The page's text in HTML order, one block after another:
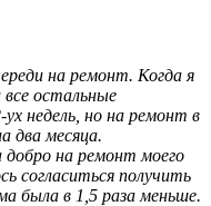
на ремонт. Когда я
все остальные
недель, но на ремонт в
два месяца.
на ремонт моего
согласиться получить
была в 1,5 раза меньше.